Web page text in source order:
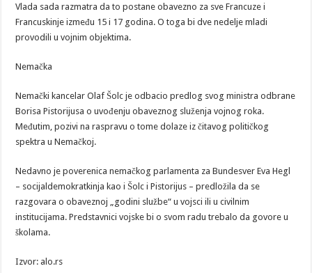
Vlada sada razmatra da to postane obavezno za sve Francuze i
Francuskinje između 15 i 17 godina. O toga bi dve nedelje mladi
provodili u vojnim objektima.
Nemačka
Nemački kancelar Olaf Šolc je odbacio predlog svog ministra odbrane
Borisa Pistorijusa o uvođenju obaveznog služenja vojnog roka.
Međutim, pozivi na raspravu o tome dolaze iz čitavog političkog
spektra u Nemačkoj.
Nedavno je poverenica nemačkog parlamenta za Bundesver Eva Hegl
– socijaldemokratkinja kao i Šolc i Pistorijus – predložila da se
razgovara o obaveznoj „godini službe“ u vojsci ili u civilnim
institucijama. Predstavnici vojske bi o svom radu trebalo da govore u
školama.
Izvor: alo.rs